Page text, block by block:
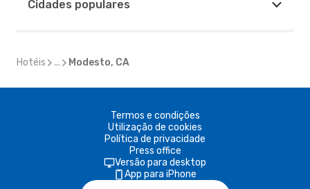
Cidades populares
Hotéis ... Modesto, CA
Termos e condições
Utilização de cookies
Política de privacidade
Press office
Versão para desktop
App para iPhone